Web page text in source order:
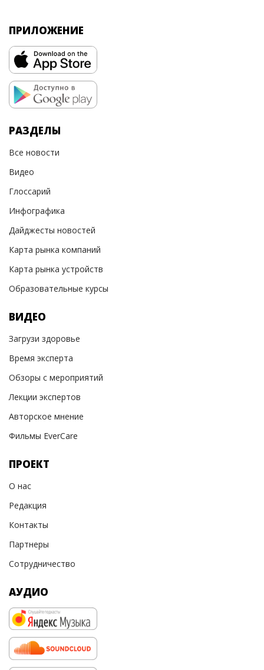
ПРИЛОЖЕНИЕ
РАЗДЕЛЫ
Все новости
Видео
Глоссарий
Инфографика
Дайджесты новостей
Карта рынка компаний
Карта рынка устройств
Образовательные курсы
ВИДЕО
Загрузи здоровье
Время эксперта
Обзоры с мероприятий
Лекции экспертов
Авторское мнение
Фильмы EverCare
ПРОЕКТ
О нас
Редакция
Контакты
Партнеры
Сотрудничество
АУДИО